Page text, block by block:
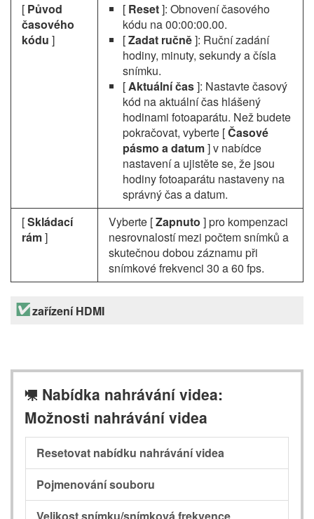
[ Původ
časového
kódu ]
[ Reset]: Obnovení časového
kódu na 00:00:00.00.
[Zadat ručně]: Ruční zadání
hodiny, minuty, sekundy a čísla
snímku.
[Aktuální čas]: Nastavte časový
kód na aktuální čas hlášený
hodinami fotoaparátu. Než budete
pokračovat, vyberte [Časové
pásmo a datum] v nabídce
nastavení a ujistěte se, že jsou
hodiny fotoaparátu nastaveny na
správný čas a datum.
[Skládací
rám]
Vyberte [Zapnuto ] pro kompenzaci
nesrovnalostí mezi počtem snímků a
skutečnou dobou záznamu při
snímkové frekvenci 30 a 60 fps.
zařízení HDMI
1 Nabídka nahrávání videa:
Možnosti nahrávání videa
Resetovat nabídku nahrávání videa
Pojmenování souboru
Velikost snímku/snímková frekvence